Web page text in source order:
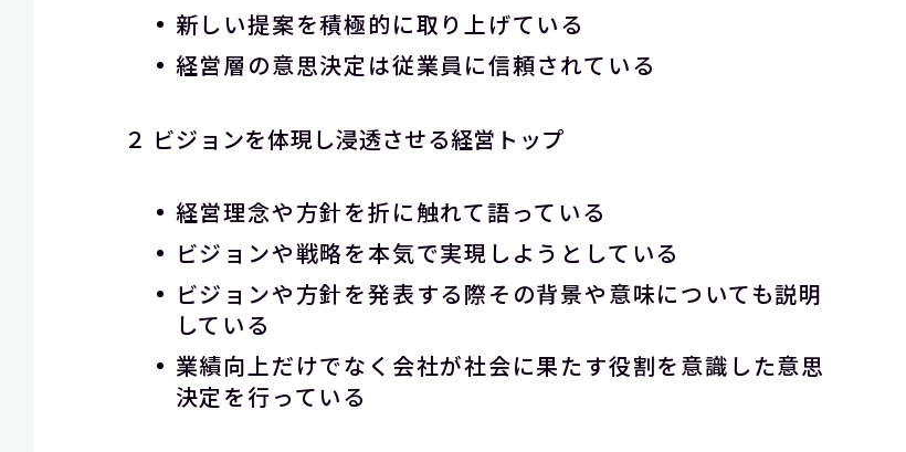
よくあるご質問
新しい提案を積極的に取り上げている
経営層の意思決定は従業員に信頼されている
２ ビジョンを体現し浸透させる経営トップ
経営理念や方針を折に触れて語っている
ビジョンや戦略を本気で実現しようとしている
ビジョンや方針を発表する際その背景や意味についても説明
している
業績向上だけでなく会社が社会に果たす役割を意識した意思
決定を行っている